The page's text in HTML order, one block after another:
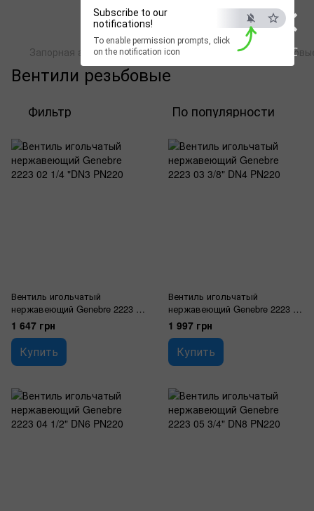
×
ESC
Subscribe to our
notifications!
To enable permission prompts, click
on the notification icon
Запорная арматура Genebre Вентили Вентили
Вентили резьбовые
Фильтр По популярности
Вентиль игольчатый
нержавеющий Genebre 2223 02
1/4 "DN3 PN220
1 647 грн
Купить
Вентиль игольчатый
нержавеющий Genebre 2223 03
3/8" DN4 PN220
1 997 грн
Купить